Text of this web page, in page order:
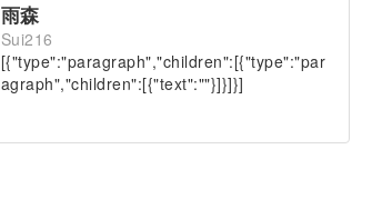
雨森
Sui216
[{"type":"paragraph","children":[{"type":"par
agraph","children":[{"text":""}]}]}]